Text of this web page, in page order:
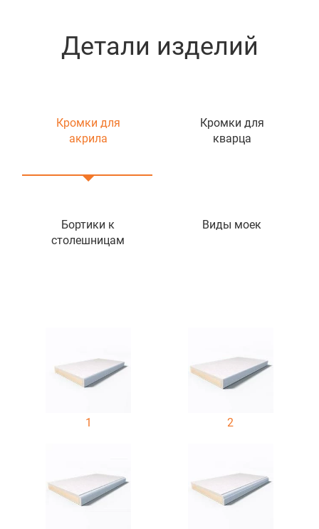
Детали изделий
Кромки для
акрила
Кромки для
кварца
Бортики к
столешницам
Виды моек
1 2